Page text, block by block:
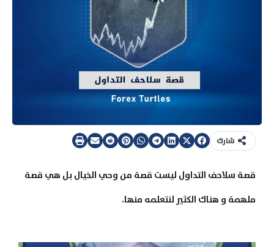
شارك
قصة سلاحف التداول ليست قصة من وحي الخيال بل هي قصة
ملهمة و هناك الكثير لنتعلمه منها.